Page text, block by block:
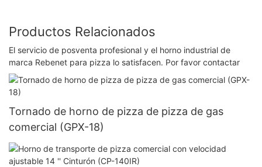
Productos Relacionados
El servicio de posventa profesional y el horno industrial de
marca Rebenet para pizza lo satisfacen. Por favor contactar
Tornado de horno de pizza de pizza de gas
comercial (GPX-18)